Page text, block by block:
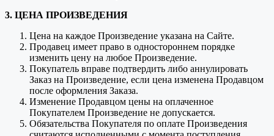
3. ЦЕНА ПРОИЗВЕДЕНИЯ
Цена на каждое Произведение указана на Сайте.
Продавец имеет право в одностороннем порядке
изменить цену на любое Произведение.
Покупатель вправе подтвердить либо аннулировать
Заказ на Произведение, если цена изменена Продавцом
после оформления Заказа.
Изменение Продавцом цены на оплаченное
Покупателем Произведение не допускается.
Обязательства Покупателя по оплате Произведения